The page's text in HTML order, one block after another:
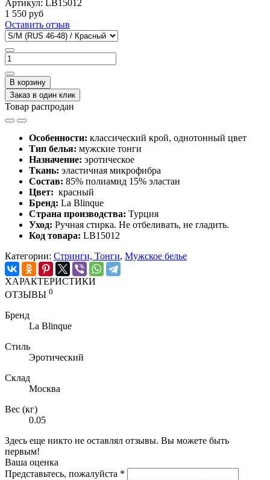
Артикул:
LB15012
1 550 руб
Оставить отзыв
В корзину
Заказ в один клик
Товар распродан
Особенности: классический крой, однотонный цвет
Тип белья: мужские тонги
Назначение: эротическое
Ткань: эластичная микрофибра
Состав: 85% полиамид 15% эластан
Цвет: красный
Бренд: La Blinque
Страна производства: Турция
Уход: Ручная стирка. Не отбеливать, не гладить.
Код товара: LB15012
Категории: Стринги, Тонги, Мужское белье
ХАРАКТЕРИСТИКИ
ОТЗЫВЫ 0
Бренд
La Blinque
Стиль
Эротический
Склад
Москва
Вес (кг)
0.05
Здесь еще никто не оставлял отзывы. Вы можете быть
первым!
Ваша оценка
Представьтесь, пожалуйста *